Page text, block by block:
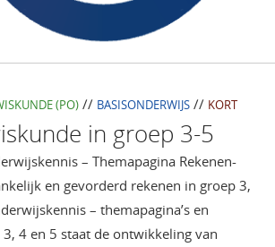
(PO) // BASISONDERWIJS // KORT
in groep 3-5
– Themapagina Rekenen-
en gevorderd rekenen in groep 3,
– themapagina’s en
4 en 5 staat de ontwikkeling van